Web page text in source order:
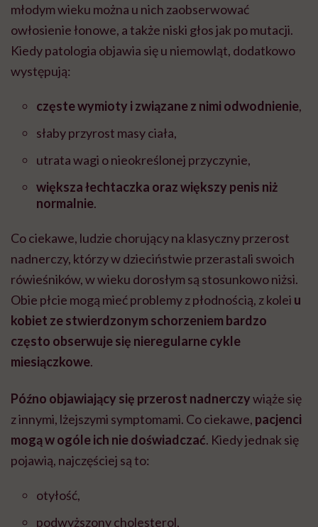
młodym wieku można u nich zaobserwować
owłosienie łonowe, a także niski głos jak po mutacji.
Kiedy patologia objawia się u niemowląt, dodatkowo
występują:
częste wymioty i związane z nimi odwodnienie,
słaby przyrost masy ciała,
utrata wagi o nieokreślonej przyczynie,
większa łechtaczka oraz większy penis niż
normalnie.
Co ciekawe, ludzie chorujący na klasyczny przerost
nadnerczy, którzy w dzieciństwie przerastali swoich
rówieśników, w wieku dorosłym są stosunkowo niżsi.
Obie płcie mogą mieć problemy z płodnością, z kolei u
kobiet ze stwierdzonym schorzeniem bardzo
często obserwuje się nieregularne cykle
miesiączkowe.
Późno objawiający się przerost nadnerczywiąże się
z innymi, lżejszymi symptomami. Co ciekawe, pacjenci
mogą w ogóle ich nie doświadczać. Kiedy jednak się
pojawią, najczęściej są to:
otyłość,
podwyższony cholesterol,